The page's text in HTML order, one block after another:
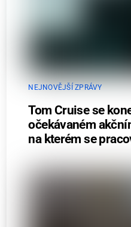
NEJNOVĚJŠÍ ZPRÁVY
Tom Cruise se
očekávaném
na kterém se